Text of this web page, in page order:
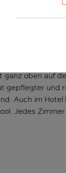
geht, ist
hier kannst du
ganz oben auf
gepflegter und
Auch im
Jedes